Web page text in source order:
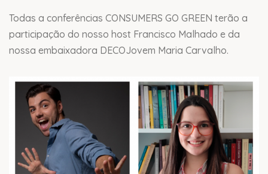
Todas a conferências CONSUMERS GO GREEN terão a
participação do nosso host Francisco Malhado e da
nossa embaixadora DECOJovem Maria Carvalho.